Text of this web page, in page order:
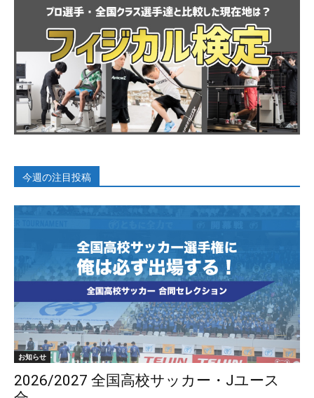
今週の注目投稿
お知らせ
2026/2027 全国高校サッカー・Jユース